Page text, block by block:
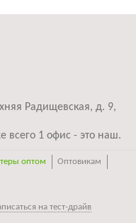
Радищевская, д. 9,
всего 1 офис - это наш.
оптом Оптовикам
на тест-драйв